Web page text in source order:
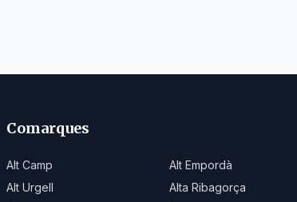
Comarques
Alt Camp Alt Empordà
Alt Urgell
Alta Ribagorça